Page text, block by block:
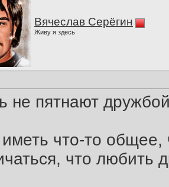
Вячеслав Серёгин
Живу я здесь
не пятнают
что-то общее,
что любить